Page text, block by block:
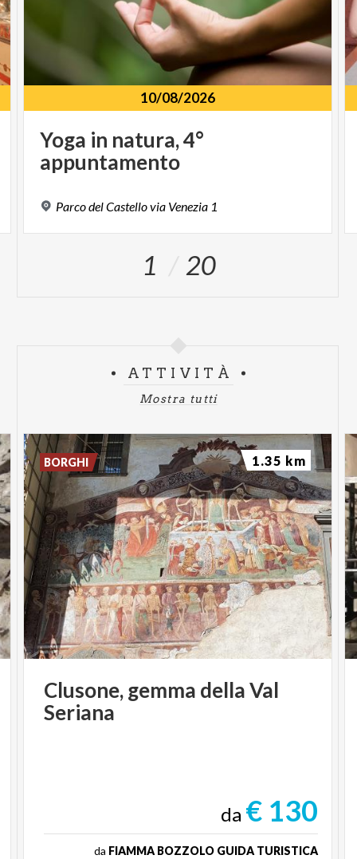
10/08/2026
Yoga in natura,4°
appuntamento
ParcodelCastellovia Venezia 1
1 20
ATTIVITÀ
Mostra tutti
Clusone,gemma dellaVal
Seriana
da € 130
da FIAMMA BOZZOLO GUIDA TURISTICA
BORGHI 1.35 km